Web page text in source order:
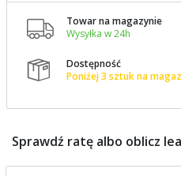

Towar na magazynie
Wysyłka w 24h

Dostępność
Poniżej 3 sztuk na
Sprawdź ratę albo oblicz